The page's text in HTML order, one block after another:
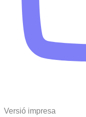
Versió impresa